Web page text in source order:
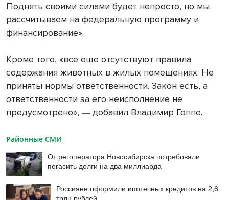
Поднять своими силами будет непросто, но мы
рассчитываем на федеральную программу и
финансирование».
Кроме того, «все еще отсутствуют правила
содержания животных в жилых помещениях. Не
приняты нормы ответственности. Закон есть, а
ответственности за его неисполнение не
предусмотрено», — добавил Владимир Гоппе.
Районные СМИ
От регоператора Новосибирска потребовали
погасить долги на два миллиарда
Россияне оформили ипотечных кредитов на 2,6
трлн рублей